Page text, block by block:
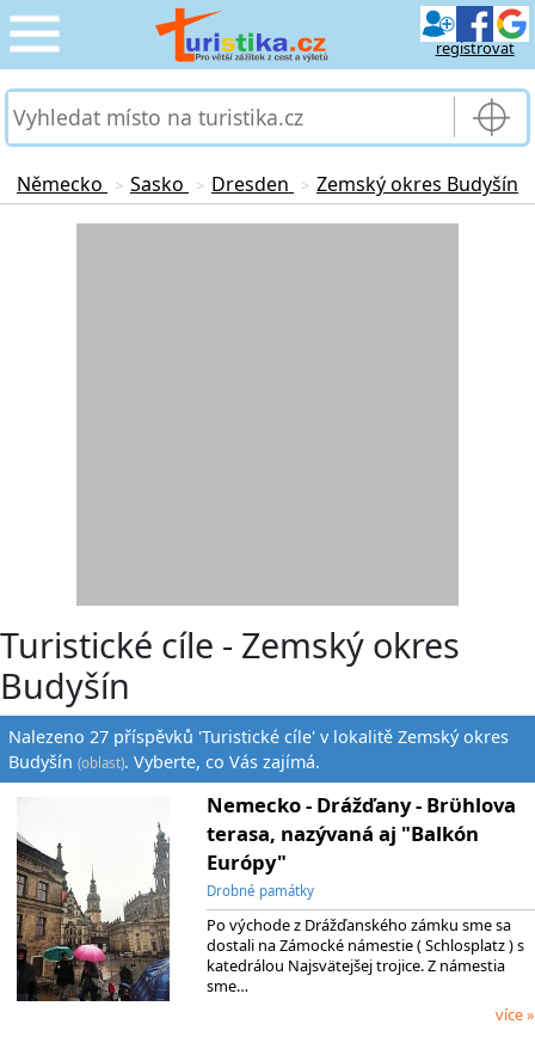
registrovat
CESTOVÁNÍ
PRO TURISTY
Německo > Sasko > Dresden > Zemský okres Budyšín
Turistické cíle - Zemský okres
Budyšín
Nalezeno 27 příspěvků 'Turistické cíle' v lokalitě Zemský okres
Budyšín(oblast). Vyberte, co Vás zajímá.
Nemecko - Drážďany - Brϋhlova
terasa, nazývaná aj "Balkón
Európy"
Drobné památky
Po východe z Drážďanského zámku sme sa
dostali na Zámocké námestie ( Schlosplatz ) s
katedrálou Najsvätejšej trojice. Z námestia
sme…
více »